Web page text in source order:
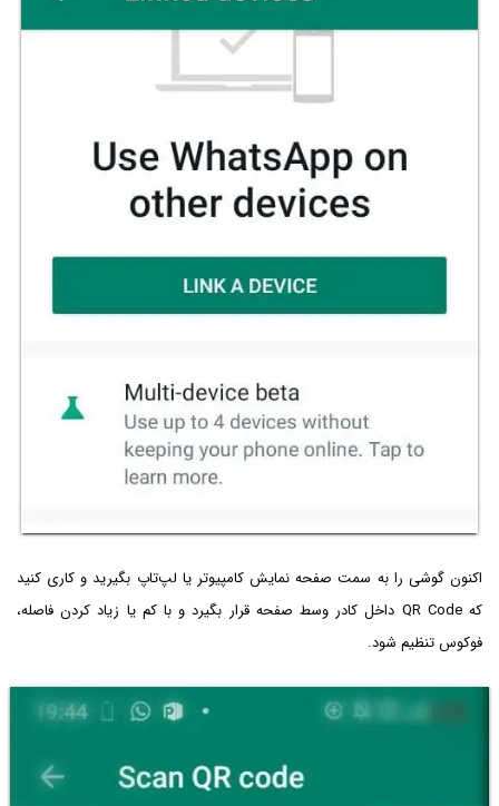
اکنون گوشی را به سمت صفحه نمایش کامپیوتر یا لپ‌تاپ بگیرید و کاری کنید
که QR Code داخل کادر وسط صفحه قرار بگیرد و با کم یا زیاد کردن فاصله،
فوکوس تنظیم شود.